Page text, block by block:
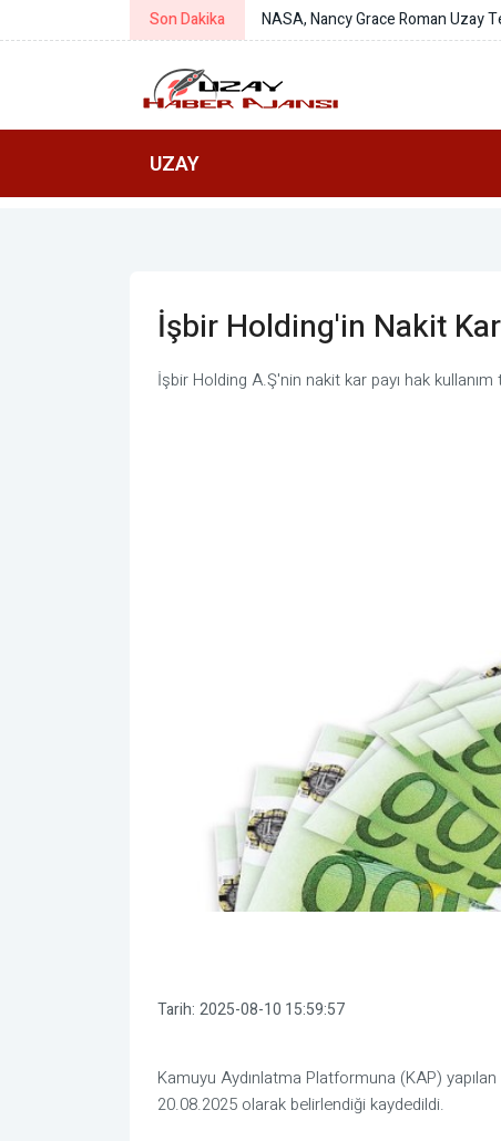
Son Dakika NASA: Williams'ın uzay görevi
UZAY
İşbir Holding'in Nakit
İşbir Holding A.Ş'nin nakit kar payı hak
Tarih: 2025-08-10 15:59:57
Kamuyu Aydınlatma Platformuna (KAP)
20.08.2025 olarak belirlendiği kaydedildi.